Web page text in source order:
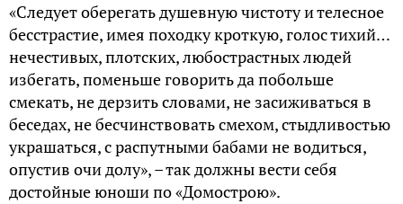
«Следует оберегать душевную чистоту и телесное
бесстрастие, имея походку кроткую, голос тихий…
нечестивых, плотских, любострастных людей
избегать, поменьше говорить да побольше
смекать, не дерзить словами, не засиживаться в
беседах, не бесчинствовать смехом, стыдливостью
украшаться, с распутными бабами не водиться,
опустив очи долу», – так должны вести себя
достойные юноши по «Домострою».